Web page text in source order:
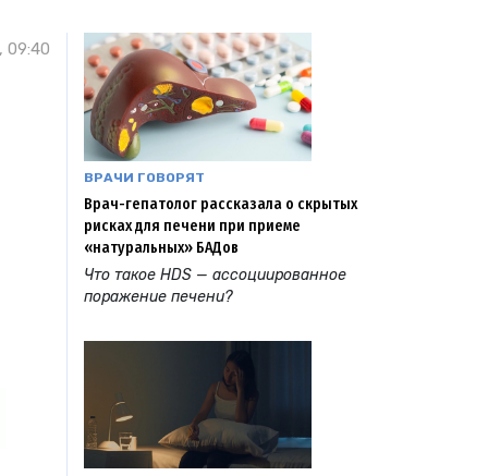
09:40
ВРАЧИ ГОВОРЯТ
Врач-гепатолог рассказала о скрытых
рисках для печени при приеме
«натуральных» БАДов
Что такое HDS — ассоциированное
поражение печени?